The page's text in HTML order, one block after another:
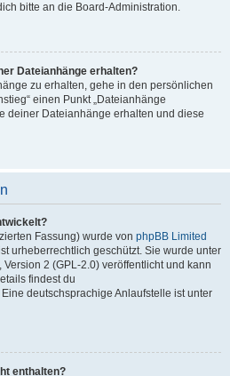
bitte an die Board-Administration.
Dateianhänge erhalten?
zu erhalten, gehe in den persönlichen
einen Punkt „Dateianhänge
deiner Dateianhänge erhalten und diese
Fassung) wurde von phpBB Limited
urheberrechtlich geschützt. Sie wurde unter
2 (GPL-2.0) veröffentlicht und kann
findest du
Eine deutschsprachige Anlaufstelle ist unter
enthalten?